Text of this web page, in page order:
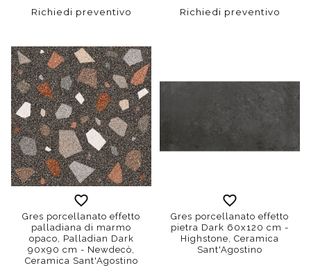
Richiedi preventivo Richiedi preventivo
Gres porcellanato effetto
palladiana di marmo
opaco, Palladian Dark
90x90 cm - Newdecò,
Ceramica Sant'Agostino
Gres porcellanato effetto
pietra Dark 60x120 cm -
Highstone, Ceramica
Sant'Agostino